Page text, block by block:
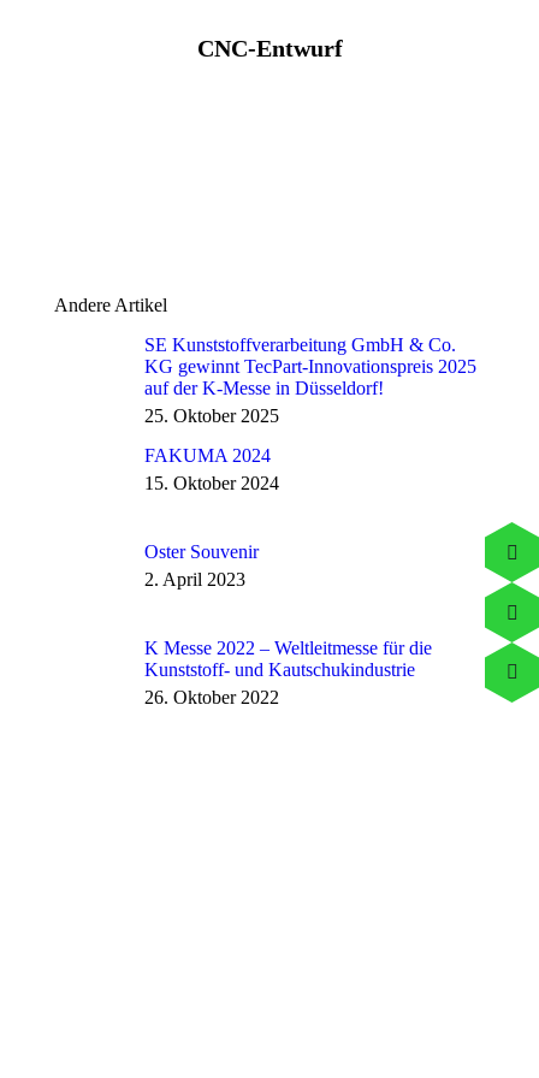
CNC-Entwurf
Andere Artikel
SE Kunststoffverarbeitung GmbH & Co.
KG gewinnt TecPart-Innovationspreis 2025
auf der K-Messe in Düsseldorf!
25. Oktober 2025
FAKUMA 2024
15. Oktober 2024
Oster Souvenir
2. April 2023
K Messe 2022 – Weltleitmesse für die
Kunststoff- und Kautschukindustrie
26. Oktober 2022